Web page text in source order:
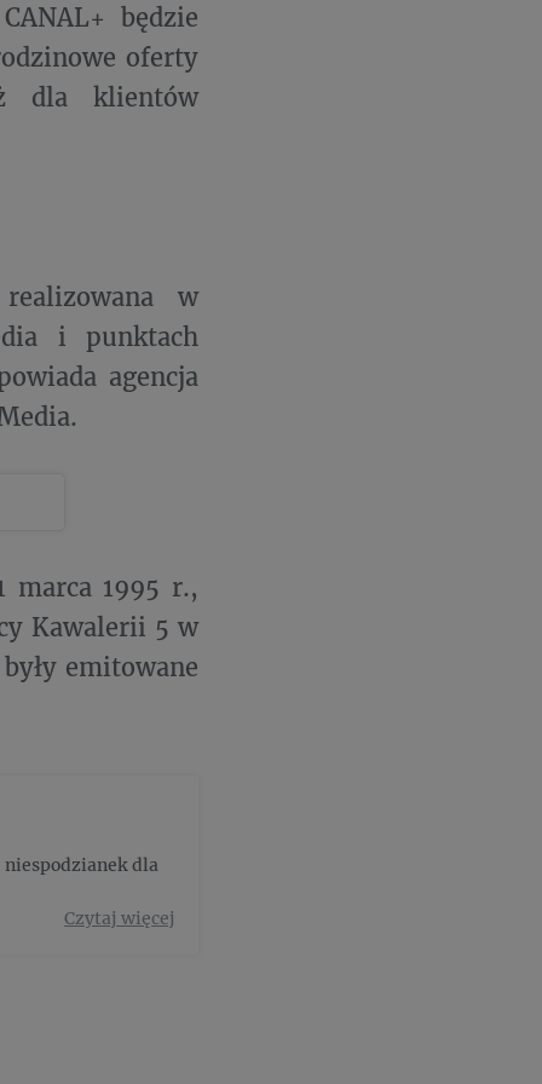
będzie
oferty
dla klientów
w
i punktach
agencja
marca 1995 r.,
Kawalerii 5 w
emitowane
dla
Czytaj więcej